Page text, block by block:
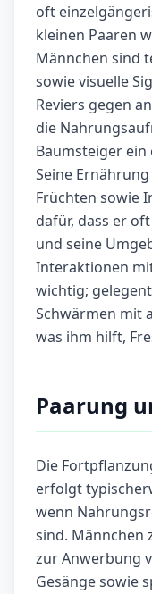
oft
kleinen Paaren
Männchen sind
sowie visuelle
Reviers gegen
die
Baumsteiger
Seine
Früchten sowie
dafür, dass er
und seine
Interaktionen
wichtig;
Schwärmen mit
was ihm hilft,
Paarung
Die
erfolgt
wenn
sind. Männchen
zur Anwerbung
Gesänge sowie